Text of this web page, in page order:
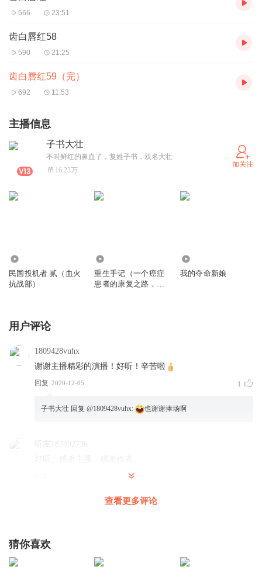
566 23:51
齿白唇红58
590 21:25
齿白唇红59（完）
692 11:53
主播信息
子书大壮
不叫鲜红的鼻血了，复姓子书，双名大壮
16.23万
加关注
民国投机者 贰（血火
抗战部）
重生手记（一个癌症
患者的康复之路，柴
我的夺命新娘
用户评论
1809428vuhx
谢谢主播精彩的演播！好听！辛苦啦
回复 2020-12-05 1
子书大壮 回复 @1809428vuhx: 也谢谢捧场啊
听友187492736
听友187492736:
听友233068624
书写的挺好，讲的更好。
查看更多评论
猜你喜欢